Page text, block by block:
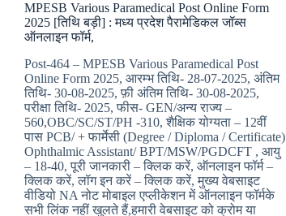
MPESB Various Paramedical Post Online Form
2025 [तिथि बड़ी] : मध्य प्रदेश पैरामेडिकल जॉब्स
ऑनलाइन फॉर्म,
Post-464 – MPESB Various Paramedical Post
Online Form 2025, आरम्भ तिथि- 28-07-2025, अंतिम
तिथि- 30-08-2025, फ़ी अंतिम तिथि- 30-08-2025,
परीक्षा तिथि- 2025, फीस- GEN/अन्य राज्य –
560,OBC/SC/ST/PH -310, शैक्षिक योग्यता – 12वीं
पास PCB/ + फार्मेसी (Degree / Diploma / Certificate)
Ophthalmic Assistant/ BPT/MSW/PGDCFT , आयु
– 18-40, पूरी जानकारी – क्लिक करें, ऑनलाइन फॉर्म –
क्लिक करें, लॉग इन करें – क्लिक करें, मुख्य वेबसाइट
वीडियो NA नोट मोबाइल एप्लीकेशन में ऑनलाइन फॉर्मके
सभी लिंक नहीं खुलते हैं,हमारी वेबसाइट को क्रोम या